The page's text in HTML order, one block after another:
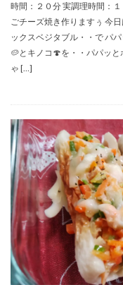
時間：２０分 実調理時間：
ごチーズ焼き作りますぅ 今
ックスベジタブル・・で パ
🥔とキノコ🍄を・・パパッと
ゃ […]